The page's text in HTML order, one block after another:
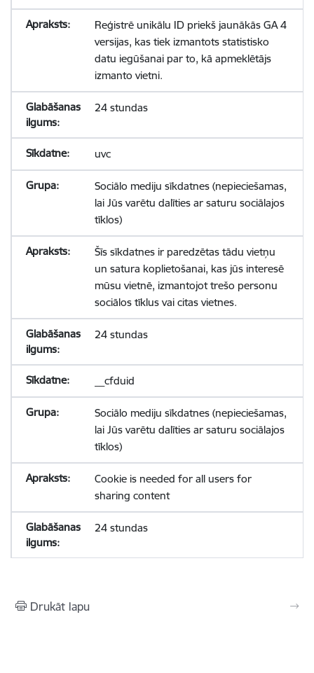
Reģistrē unikālu ID priekš jaunākās GA 4
versijas, kas tiek izmantots statistisko
datu iegūšanai par to, kā apmeklētājs
izmanto vietni.
24 stundas
uvc
Sociālo mediju sīkdatnes (nepieciešamas,
lai Jūs varētu dalīties ar saturu sociālajos
tīklos)
Šīs sīkdatnes ir paredzētas tādu vietņu
un satura koplietošanai, kas jūs interesē
mūsu vietnē, izmantojot trešo personu
sociālos tīklus vai citas vietnes.
24 stundas
__cfduid
Sociālo mediju sīkdatnes (nepieciešamas,
lai Jūs varētu dalīties ar saturu sociālajos
tīklos)
Cookie is needed for all users for
sharing content
24 stundas
Drukāt lapu